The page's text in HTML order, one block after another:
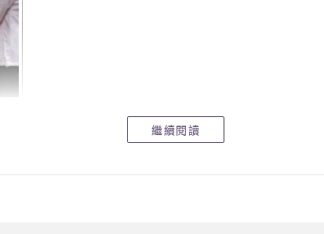
繼續閱讀